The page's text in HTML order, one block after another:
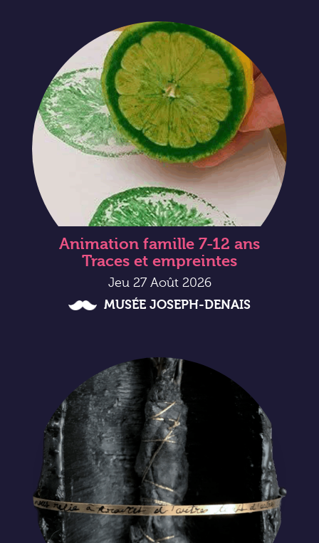
Animation famille 7-12 ans
Traces et empreintes
Jeu 27 Août 2026
MUSÉE JOSEPH-DENAIS